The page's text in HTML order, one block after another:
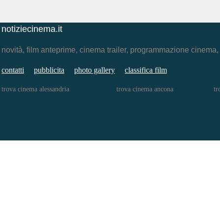
notiziecinema.it
novità, film anteprime, cinema trailer, programmazione
contatti pubblicita photo gallery classifica film
trova cinema alessandria trova cinema ancona